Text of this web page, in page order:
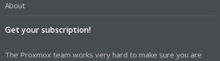
About
Get your subscription!
The Proxmox team works very hard to make sure you are